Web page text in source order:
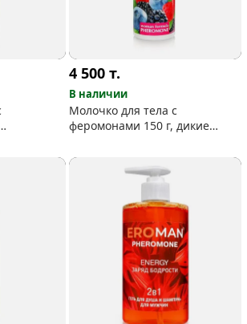
4 500т.
В наличии
Молочко для тела с
феромонами 150 г, дикие